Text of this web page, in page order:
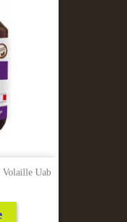
Uab